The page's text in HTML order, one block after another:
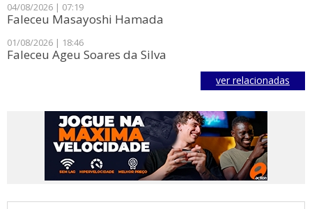
04/08/2026 | 07:19
Faleceu Masayoshi Hamada
01/08/2026 | 18:46
Faleceu Ageu Soares da Silva
ver relacionadas